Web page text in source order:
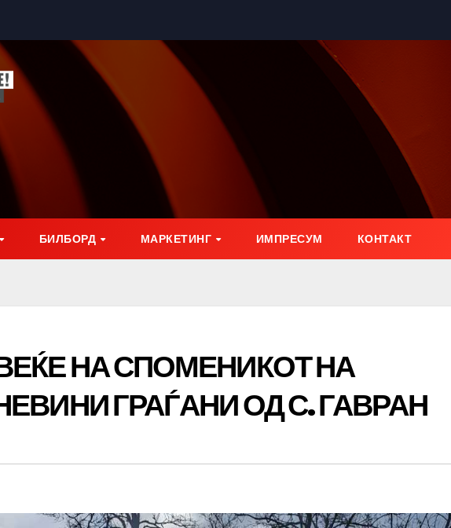
БИЛБОРД МАРКЕТИНГ ИМПРЕСУМ КОНТАКТ
НА СПОМЕНИКОТ НА
ГРАЃАНИ ОД С. ГАВРАН